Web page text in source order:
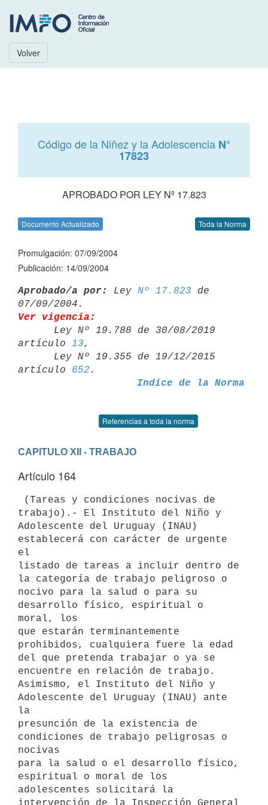
Volver
Código de la Niñez y la Adolescencia N°
17823
APROBADO POR LEY Nº 17.823
Documento Actualizado Toda la Norma
Promulgación: 07/09/2004
Publicación: 14/09/2004
Aprobado/a por: Ley Nº 17.823 de
Ver vigencia:
artículo 13,
artículo 652
Indice de la Norma
Referencias a toda la norma
CAPITULO XII - TRABAJO
Artículo 164
trabajo).- El Instituto del Niño y
Adolescente del Uruguay (INAU)
establecerá con carácter de urgente
el
listado de tareas a incluir dentro de
la categoría de trabajo peligroso o
nocivo para la salud o para su
desarrollo físico, espiritual o
moral, los
que estarán terminantemente
prohibidos, cualquiera fuere la edad
del que pretenda trabajar o ya se
encuentre en relación de trabajo.
Asimismo, el Instituto del Niño y
Adolescente del Uruguay (INAU) ante
la
presunción de la existencia de
condiciones de trabajo peligrosas o
nocivas
para la salud o el desarrollo físico,
espiritual o moral de los
adolescentes solicitará la